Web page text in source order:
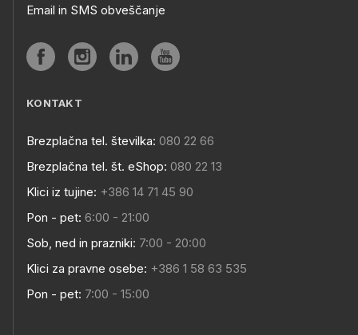
Email in SMS obveščanje
KONTAKT
Brezplačna tel. številka: 080 22 66
Brezplačna tel. št. eShop: 080 22 13
Klici iz tujine: +386 14 71 45 90
Pon - pet: 6:00 - 21:00
Sob, ned in prazniki: 7:00 - 20:00
Klici za pravne osebe: +386 1 58 63 535
Pon - pet: 7:00 - 15:00